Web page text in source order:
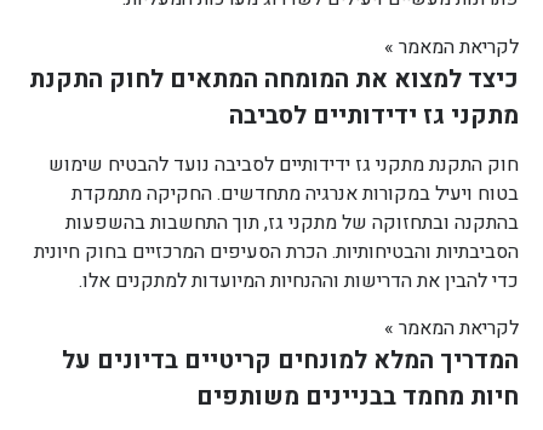
לקריאת המאמר »
כיצד למצוא את המומחה המתאים לחוק התקנת
מתקני גז ידידותיים לסביבה
חוק התקנת מתקני גז ידידותיים לסביבה נועד להבטיח שימוש
בטוח ויעיל במקורות אנרגיה מתחדשים. החקיקה מתמקדת
בהתקנה ובתחזוקה של מתקני גז, תוך התחשבות בהשפעות
הסביבתיות והבטיחותיות. הכרת הסעיפים המרכזיים בחוק חיונית
כדי להבין את הדרישות וההנחיות המיועדות למתקנים אלו.
לקריאת המאמר »
המדריך המלא למונחים קריטיים בדיונים על
חיות מחמד בבניינים משותפים